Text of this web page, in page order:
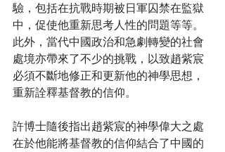
驗，包括在抗戰時期被日軍囚禁在監獄
中，促使他重新思考人性的問題等等。
此外，當代中國政治和急劇轉變的社會
處境亦帶來了不少的挑戰，以致趙紫宸
必須不斷地修正和更新他的神學思想，
重新詮釋基督教的信仰。
許博士隨後指出趙紫宸的神學偉大之處
在於他能將基督教的信仰結合了中國的